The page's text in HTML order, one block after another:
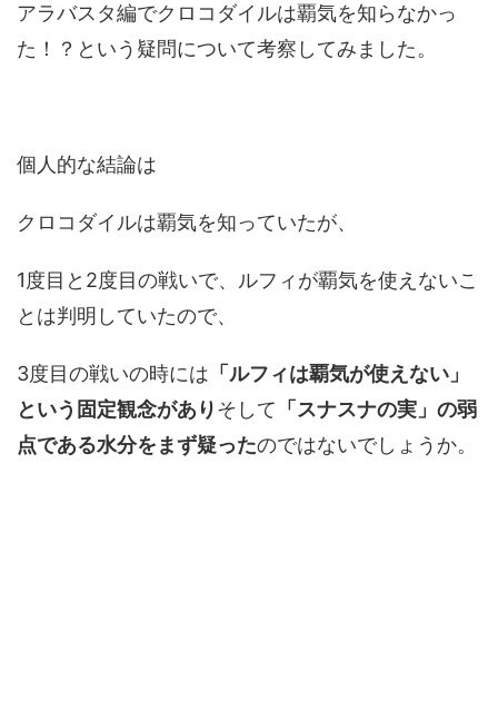
アラバスタ編でクロコダイルは覇気を知らなかっ
た！？という疑問について考察してみました。
個人的な結論は
クロコダイルは覇気を知っていたが、
1度目と2度目の戦いで、ルフィが覇気を使えないこ
とは判明していたので、
3度目の戦いの時には 「ルフィは覇気が使えない」
という固定観念がありそして 「スナスナの実」の弱
点である水分をまず疑ったのではないでしょうか。